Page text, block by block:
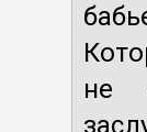
не